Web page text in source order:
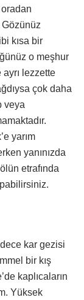
kısa bir
o meşhur
lezzette
çok daha
veya
yarım
yanınızda
etrafında
kar gezisi
bir kış
kaplıcaların
Yüksek